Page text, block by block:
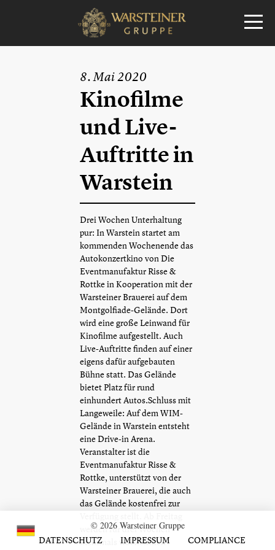
8. Mai 2020
Kinofilme
und Live-
Auftritte in
Warstein
Drei Wochen Unterhaltung
pur: In Warstein startet am
kommenden Wochenende das
Autokonzertkino von Die
Eventmanufaktur Risse &
Rottke in Kooperation mit der
Warsteiner Brauerei auf dem
Montgolfiade-Gelände. Dort
wird eine große Leinwand für
Kinofilme aufgestellt. Auch
Live-Auftritte finden auf einer
eigens dafür aufgebauten
Bühne statt. Das Gelände
bietet Platz für rund
einhundert Autos.Schluss mit
Langeweile: Auf dem WIM-
Gelände in Warstein entsteht
eine Drive-in Arena.
Veranstalter ist die
Eventmanufaktur Risse &
Rottke, unterstützt von der
Warsteiner Brauerei, die auch
das Gelände kostenfrei zur
werden für drei Wochen
mehrmals wöchentlich
© 2026 Warsteiner Gruppe
DATENSCHUTZ
IMPRESSUM COMPLIANCE